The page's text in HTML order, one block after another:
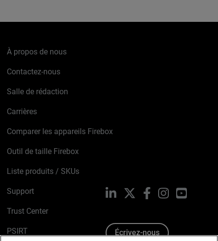
À propos de nous
Contactez-nous
Salle de rédaction
Carrières
Comparer les appareils Firebox
Outil de taille Firebox
Liste produits / SKUs
Support
Trust Center
PSIRT
LinkedIn FacebookInstagramYouTube
Écrivez-nous